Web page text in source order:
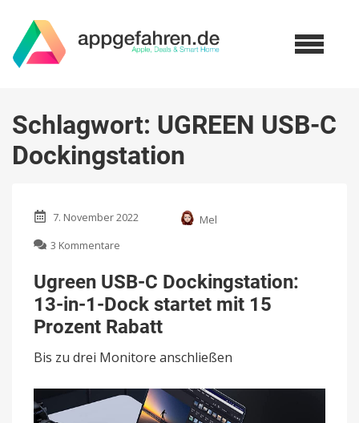
Schlagwort: UGREEN USB-C
Dockingstation
7. November 2022
Mel
3 Kommentare
USB-
C
Dockingstation:
13-
in-
1-
Dock
mit
Ugreen USB-C Dockingstation:
13-in-1-Dock startet mit 15
Prozent Rabatt
Bis zu drei Monitore anschließen